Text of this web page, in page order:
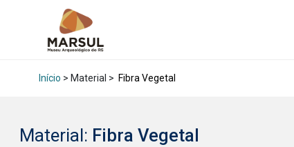
Início > Material > Fibra Vegetal
Material: Fibra Vegetal